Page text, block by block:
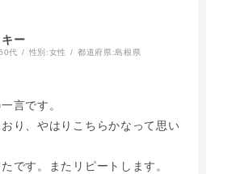
ー
代 性別:女性 都道府県:島根県
言です。
り、やはりこちらかなって思い
です。またリピートします。